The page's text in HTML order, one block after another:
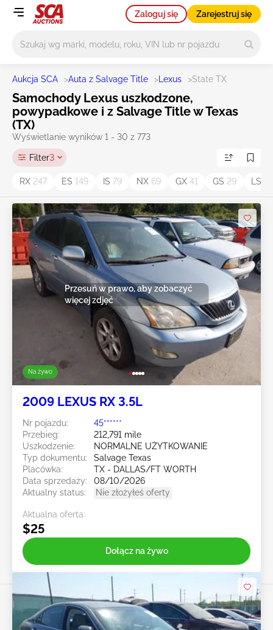
Zaloguj się Zarejestruj się
Aukcja SCA >Auta z Salvage Title > Lexus >State TX
Samochody Lexus uszkodzone,
powypadkowe i z Salvage Title w Texas
(TX)
Wyświetlanie wyników 1 - 30 z 773
Filter3
RX 247 ES 149 IS 79 NX 69 GX 41 GS 29 LS
Na żywo
Przesuń w prawo, aby zobaczyć
więcej zdjęć
2009 LEXUS RX 3.5L
Nr pojazdu:
45******
Przebieg:
212,791 mile
Uszkodzenie:
NORMALNE UŻYTKOWANIE
Typ dokumentu:
Salvage Texas
Placówka:
TX - DALLAS/FT WORTH
Data sprzedaży:
08/10/2026
Aktualny status:
Nie złożyłeś oferty
Aktualna oferta:
$25
Dołącz na żywo